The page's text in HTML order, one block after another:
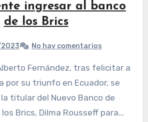
ingresar al banco
de los Brics
No hay comentarios
por su triunfo en Ecuador, se
titular del Nuevo Banco de
Brics, Dilma Rousseff para…